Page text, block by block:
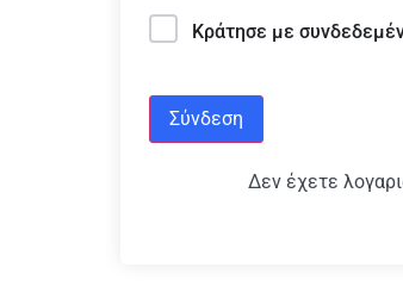
Κράτησε με
Σύνδεση
Δεν έχετε